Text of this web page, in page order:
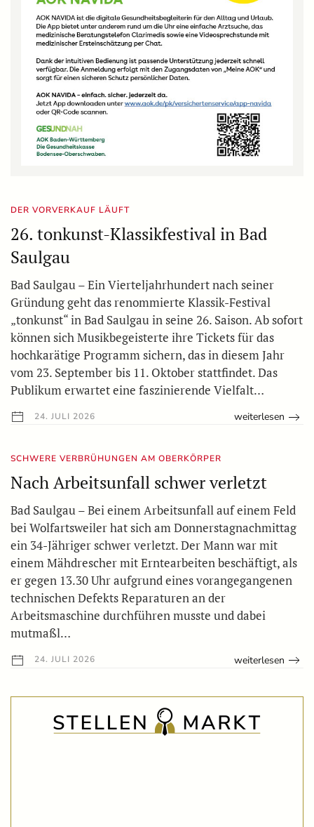
DER VORVERKAUF LÄUFT
26. tonkunst-Klassikfestival in Bad
Saulgau
Bad Saulgau – Ein Vierteljahrhundert nach seiner
Gründung geht das renommierte Klassik-Festival
„tonkunst“ in Bad Saulgau in seine 26. Saison. Ab sofort
können sich Musikbegeisterte ihre Tickets für das
hochkarätige Programm sichern, das in diesem Jahr
vom 23. September bis 11. Oktober stattfindet. Das
Publikum erwartet eine faszinierende Vielfalt…
24. JULI 2026 weiterlesen
SCHWERE VERBRÜHUNGEN AM OBERKÖRPER
Nach Arbeitsunfall schwer verletzt
Bad Saulgau – Bei einem Arbeitsunfall auf einem Feld
bei Wolfartsweiler hat sich am Donnerstagnachmittag
ein 34-Jähriger schwer verletzt. Der Mann war mit
einem Mähdrescher mit Erntearbeiten beschäftigt, als
er gegen 13.30 Uhr aufgrund eines vorangegangenen
technischen Defekts Reparaturen an der
Arbeitsmaschine durchführen musste und dabei
mutmaßl…
24. JULI 2026 weiterlesen